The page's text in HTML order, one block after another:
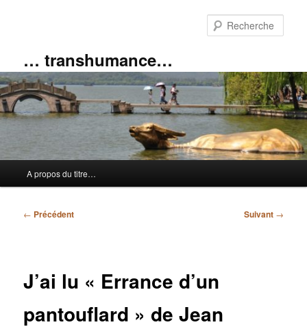
… transhumance…
principal
A propos du titre…
Navigation
← Précédent Suivant →
J’ai lu « Errance d’un
pantouflard » de Jean